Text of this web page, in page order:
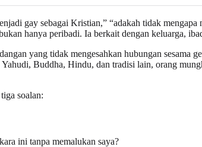
gay sebagai Kristian,” “adakah tidak
hanya peribadi. Ia berkait dengan keluarga,
yang tidak mengesahkan hubungan sesama
Buddha, Hindu, dan tradisi lain, orang
soalan:
ini tanpa memalukan saya?